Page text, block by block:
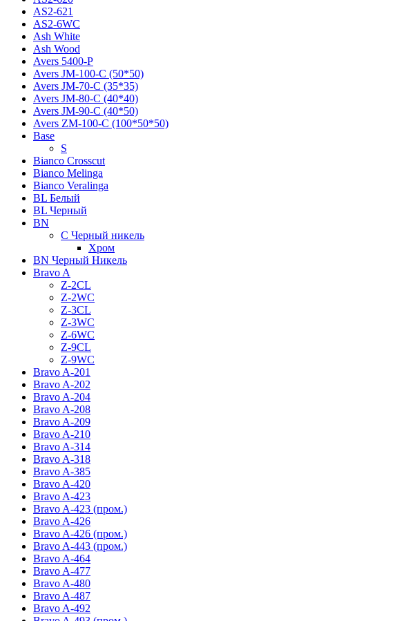
AS2-621
AS2-6WC
Ash White
Ash Wood
Avers 5400-P
Avers JМ-100-С (50*50)
Avers JМ-70-С (35*35)
Avers JМ-80-С (40*40)
Avers JМ-90-С (40*50)
Avers ZM-100-С (100*50*50)
Base
S
Bianco Crosscut
Bianco Melinga
Bianco Veralinga
BL Белый
BL Черный
BN
C Черный никель
Хром
BN Черный Никель
Bravo A
Z-2CL
Z-2WC
Z-3CL
Z-3WC
Z-6WC
Z-9CL
Z-9WC
Bravo A-201
Bravo A-202
Bravo A-204
Bravo A-208
Bravo A-209
Bravo A-210
Bravo A-314
Bravo A-318
Bravo A-385
Bravo A-420
Bravo A-423
Bravo A-423 (пром.)
Bravo A-426
Bravo A-426 (пром.)
Bravo A-443 (пром.)
Bravo A-464
Bravo A-477
Bravo A-480
Bravo A-487
Bravo A-492